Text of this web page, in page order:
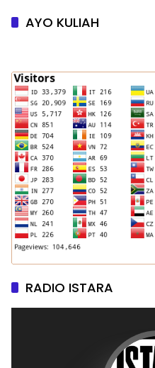
AYO KULIAH
RADIO ISTARA